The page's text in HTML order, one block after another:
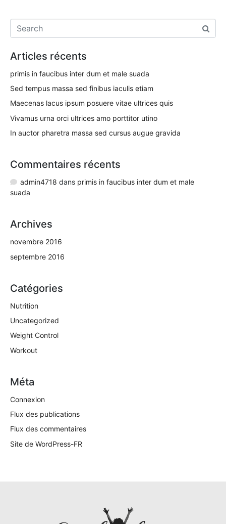
Articles récents
primis in faucibus inter dum et male suada
Sed tempus massa sed finibus iaculis etiam
Maecenas lacus ipsum posuere vitae ultrices quis
Vivamus urna orci ultrices amo porttitor utino
In auctor pharetra massa sed cursus augue gravida
Commentaires récents
admin4718 dans primis in faucibus inter dum et male
suada
Archives
novembre 2016
septembre 2016
Catégories
Nutrition
Uncategorized
Weight Control
Workout
Méta
Connexion
Flux des publications
Flux des commentaires
Site de WordPress-FR